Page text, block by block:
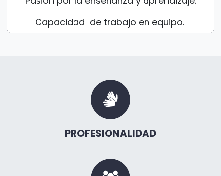
Capacidad de trabajo en equipo.
PROFESIONALIDAD